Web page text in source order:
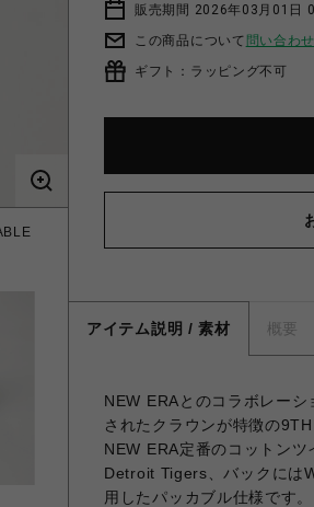
販売期間 2026年03月01日
この商品について 問い合わ
ギフト：ラッピング不可
アイテム説明 / 素材 概要
NEW ERAとのコラボレー
されたクラウンが特徴の
NEW ERA定番のコットン
Detroit Tigers、バックには
用したパッカブル仕様です